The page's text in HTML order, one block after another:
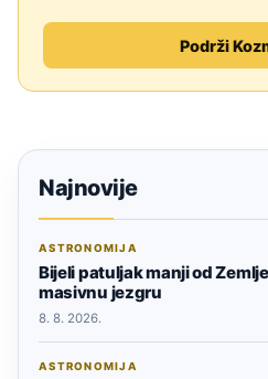
Podrži
Najnovije
ASTRONOMIJA
Bijeli patuljak manji od
masivnu jezgru
8. 8. 2026.
ASTRONOMIJA